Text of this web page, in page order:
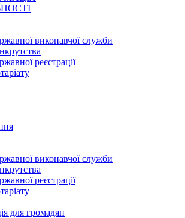
виконавчої служби
реєстрації
виконавчої служби
реєстрації
для громадян